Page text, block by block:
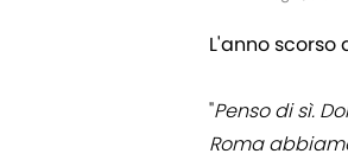
L'anno
"Penso di sì.
Roma